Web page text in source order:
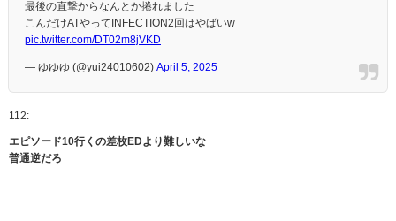
最後の直撃からなんとか捲れました
こんだけATやってINFECTION2回はやばいw
pic.twitter.com/DT02m8jVKD
— ゆゆゆ (@yui24010602) April 5, 2025
112:
エピソード10行くの差枚EDより難しいな
普通逆だろ